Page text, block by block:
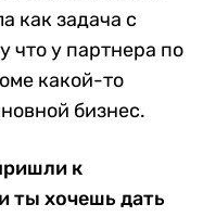
как задача с
что у партнера по
какой-то
бизнес.
к
ты хочешь дать